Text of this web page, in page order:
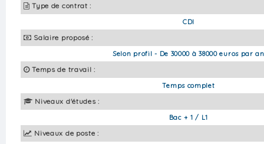
Type de contrat :
CDI
Salaire proposé :
Selon profil - De 30000 à 38000 euros par an
Temps de travail :
Temps complet
Niveaux d'études :
Bac + 1 / L1
Niveaux de poste :